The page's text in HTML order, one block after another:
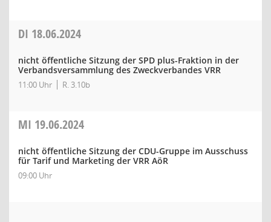
DI 18.06.2024
nicht öffentliche Sitzung der SPD plus-Fraktion in der
Verbandsversammlung des Zweckverbandes VRR
11:00 Uhr R. 3.10b
MI 19.06.2024
nicht öffentliche Sitzung der CDU-Gruppe im Ausschuss
für Tarif und Marketing der VRR AöR
09:00 Uhr